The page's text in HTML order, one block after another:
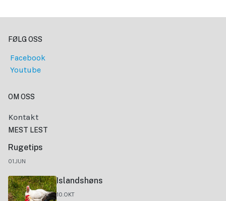
FØLG OSS
Facebook
Youtube
OM OSS
Kontakt
MEST LEST
Rugetips
01.JUN
Islandshøns
10.OKT